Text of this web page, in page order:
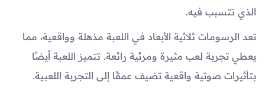
الذي تتسبب فيه.
تعد الرسومات ثلاثية الأبعاد في اللعبة مذهلة وواقعية، مما
يعطي تجربة لعب مثيرة ومرئية رائعة. تتميز اللعبة أيضًا
بتأثيرات صوتية واقعية تضيف عمقًا إلى التجربة اللعبية.